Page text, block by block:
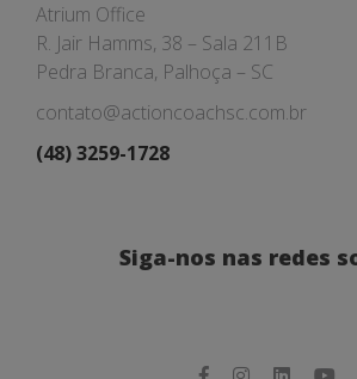
Atrium Office
R. Jair Hamms, 38 – Sala 211B
Pedra Branca, Palhoça – SC
contato@actioncoachsc.com.br
(48) 3259-1728
Siga-nos nas redes